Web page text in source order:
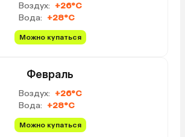
Воздух: +26°C
Вода: +28°C
Можно купаться
Февраль
Воздух: +26°C
Вода: +28°C
Можно купаться